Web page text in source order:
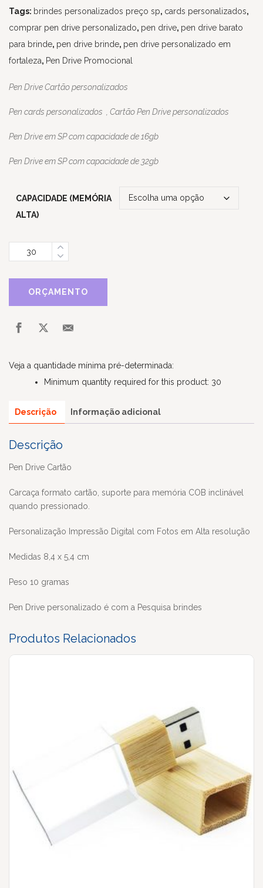
Tags: brindes personalizados preço sp, cards personalizados,
comprar pen drive personalizado, pen drive, pen drive barato
para brinde, pen drive brinde, pen drive personalizado em
fortaleza, Pen Drive Promocional
Pen Drive Cartão personalizados
Pen cards personalizados , Cartão Pen Drive personalizados
Pen Drive em SP com capacidade de 16gb
Pen Drive em SP com capacidade de 32gb
CAPACIDADE (MEMÓRIA
ALTA)
Quantidade
ORÇAMENTO
Veja a quantidade mínima pré-determinada:
Minimum quantity required for this product: 30
Descrição Informação adicional
Descrição
Pen Drive Cartão
Carcaça formato cartão, suporte para memória COB inclinável
quando pressionado.
Personalização Impressão Digital com Fotos em Alta resolução
Medidas 8,4 x 5,4 cm
Peso 10 gramas
Pen Drive personalizado é com a Pesquisa brindes
Produtos Relacionados